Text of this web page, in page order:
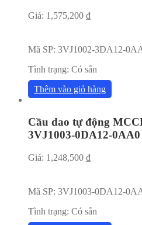
Giá: 1,575,200 ₫
Mã SP: 3VJ1002-3DA12-
Tình trạng: Có sẵn
Thêm vào giỏ hàng
Cầu dao tự động
3VJ1003-0DA12-0AA0
Giá: 1,248,500 ₫
Mã SP: 3VJ1003-0DA12-
Tình trạng: Có sẵn